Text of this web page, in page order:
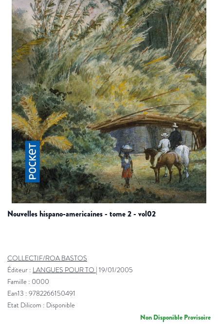
nouvelles hispano-americaines - tome 2 - vol02
COLLECTIF/ROA BASTOS
Éditeur : LANGUES POUR TO | 19/01/2005
Famille : 0000
Ean13 : 9782266150491
Etat Dilicom : Disponible
Non Disponible Provisoire